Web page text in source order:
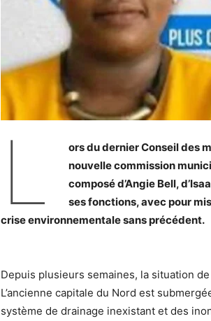
L
ors du dernier Conseil des
nouvelle commission
composé d’Angie Bell,
ses fonctions, avec pour
crise environnementale sans précédent.
Depuis plusieurs semaines, la situation
L’ancienne capitale du Nord est
système de drainage inexistant et des